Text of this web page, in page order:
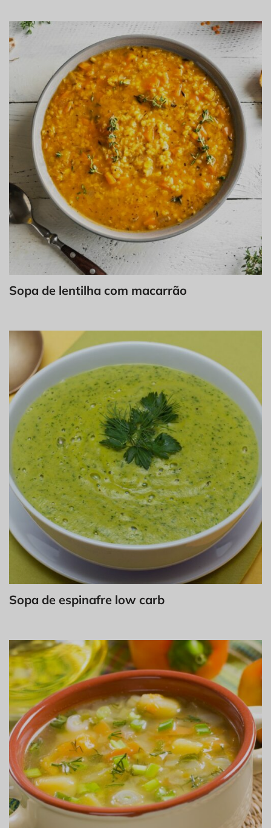
Sopa de lentilha com macarrão
Sopa de espinafre low carb